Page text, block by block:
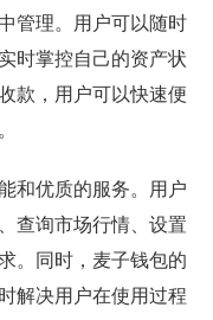
管理。用户可以随时
时掌控自己的资产状
款，用户可以快速便
和优质的服务。用户
查询市场行情、设置
。同时，麦子钱包的
解决用户在使用过程